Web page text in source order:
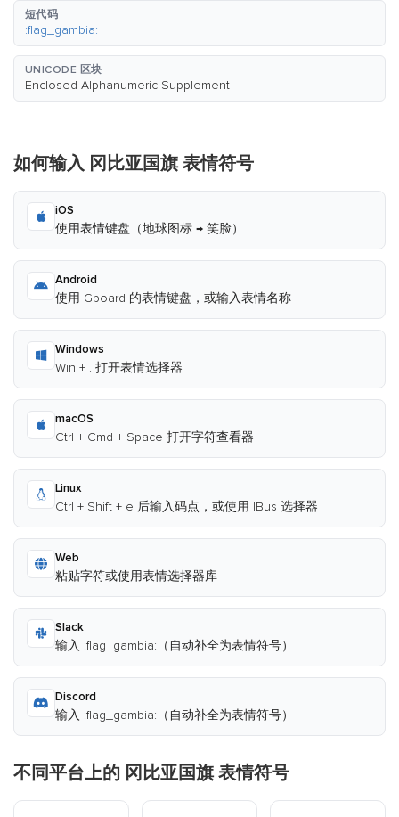
短代码
:flag_gambia:
UNICODE 区块
Enclosed Alphanumeric Supplement
如何输入 冈比亚国旗 表情符号
iOS
使用表情键盘（地球图标 → 笑脸）
Android
使用 Gboard 的表情键盘，或输入表情名称
Windows
Win + . 打开表情选择器
macOS
Ctrl + Cmd + Space 打开字符查看器
Linux
Ctrl + Shift + e 后输入码点，或使用 IBus 选择器
Web
粘贴字符或使用表情选择器库
Slack
输入 :flag_gambia:（自动补全为表情符号）
Discord
输入 :flag_gambia:（自动补全为表情符号）
不同平台上的 冈比亚国旗 表情符号